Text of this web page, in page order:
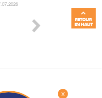
Très bon suivi et très
X
RETOUR
EN HAUT